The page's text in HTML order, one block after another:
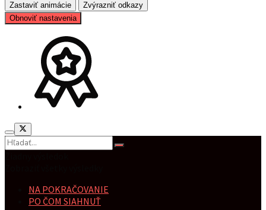
Zastaviť animácie
Zvýrazniť odkazy
Obnoviť nastavenia
NA POKRAČOVANIE
PO ČOM SIAHNUŤ